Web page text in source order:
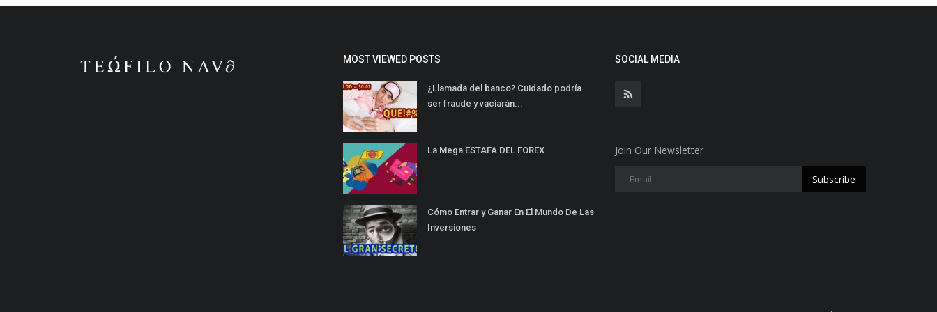
MOST VIEWED POSTS
¿Llamada del banco? Cuidado podría
ser fraude y vaciarán...
La Mega ESTAFA DEL FOREX
Cómo Entrar y Ganar En El Mundo De Las
Inversiones
SOCIAL MEDIA
Join Our Newsletter
Subscribe